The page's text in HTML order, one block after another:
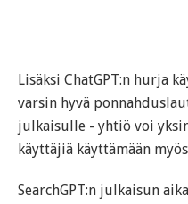
Lisäksi ChatGPT:n hurja
varsin hyvä
julkaisulle - yhtiö voi
käyttäjiä käyttämään myös
SearchGPT:n julkaisun